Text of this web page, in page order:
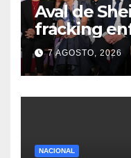
Aval de
fracking
“Buscaban
menos
7 AGOSTO, 2026
NACIONAL